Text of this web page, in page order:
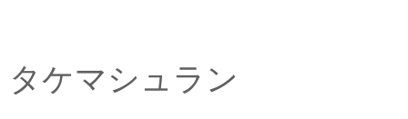
タケマシュラン